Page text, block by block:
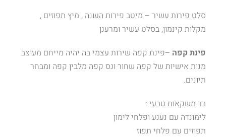
סלט פירות עשיר – מיטב פירות העונה , מיץ תפוזים ,
מקלות קינמון, בסלט עשיר ומרענן
פינת קפה –פינת קפה שירות עצמי בה יהיה מייחם מעוצב
מנות אישיות של קפה שחור ונס קפה מלבין קפה ומבחר
תיונים.
בר משקאות טבעי :
לימונדה עם נענע ופלחי לימון
תפוזים עם פלחי תפוז